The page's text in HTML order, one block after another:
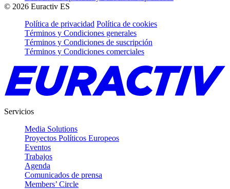
© 2026 Euractiv ES
Política de privacidad Política de cookies
Términos y Condiciones generales
Términos y Condiciones de suscripción
Términos y Condiciones comerciales
Servicios
Media Solutions
Proyectos Políticos Europeos
Eventos
Trabajos
Agenda
Comunicados de prensa
Members’ Circle